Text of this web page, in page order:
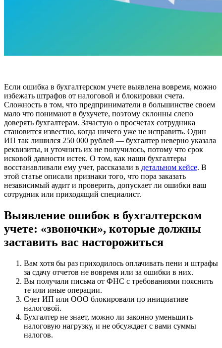
Если ошибка в бухгалтерском учете выявлена вовремя, можно
избежать штрафов от налоговой и блокировки счета.
Сложность в том, что предприниматели в большинстве своем
мало что понимают в бухучете, поэтому склонны слепо
доверять бухгалтерам. Зачастую о просчетах сотрудника
становится известно, когда ничего уже не исправить. Один
ИП так лишился 250 000 рублей — бухгалтер неверно указала
реквизиты, и уточнить их не получилось, потому что срок
исковой давности истек. О том, как наши бухгалтеры
восстанавливали ему учет, рассказали в детальном кейсе. В
этой статье описали признаки того, что пора заказать
независимый аудит и проверить, допускает ли ошибки ваш
сотрудник или приходящий специалист.
Выявление ошибок в бухгалтерском
учете: «звоночки», которые должны
заставить вас насторожиться
Вам хотя бы раз приходилось оплачивать пени и штрафы
за сдачу отчетов не вовремя или за ошибки в них.
Вы получали письма от ФНС с требованиями пояснить
те или иные операции.
Счет ИП или ООО блокировали по инициативе
налоговой.
Бухгалтер не знает, можно ли законно уменьшить
налоговую нагрузку, и не обсуждает с вами суммы
налогов.